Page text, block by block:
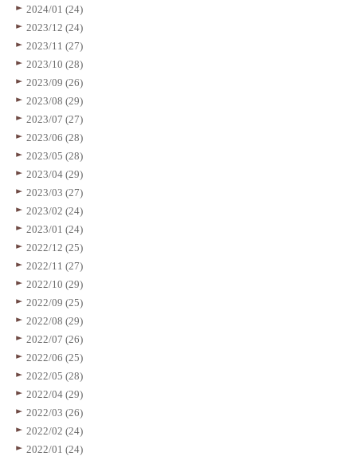
2024/01 (24)
2023/12 (24)
2023/11 (27)
2023/10 (28)
2023/09 (26)
2023/08 (29)
2023/07 (27)
2023/06 (28)
2023/05 (28)
2023/04 (29)
2023/03 (27)
2023/02 (24)
2023/01 (24)
2022/12 (25)
2022/11 (27)
2022/10 (29)
2022/09 (25)
2022/08 (29)
2022/07 (26)
2022/06 (25)
2022/05 (28)
2022/04 (29)
2022/03 (26)
2022/02 (24)
2022/01 (24)